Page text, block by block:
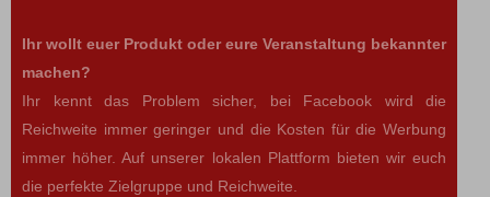
Ihr wollt euer Produkt oder eure Veranstaltung bekannter
machen?
Ihr kennt das Problem sicher, bei Facebook wird die
Reichweite immer geringer und die Kosten für die Werbung
immer höher. Auf unserer lokalen Plattform bieten wir euch
die perfekte Zielgruppe und Reichweite.